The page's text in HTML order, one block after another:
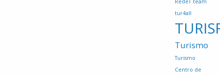
RedeT
team
tur4all
Turismo
Turismo
Centro de